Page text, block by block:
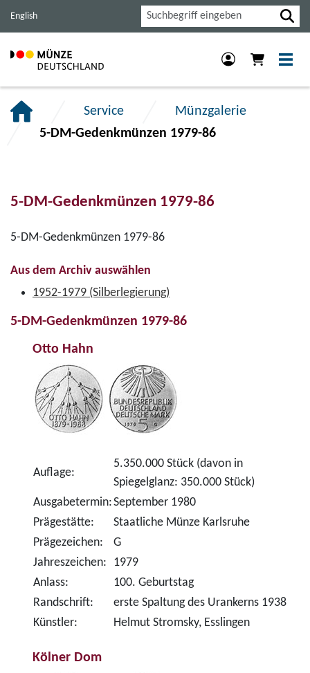
Haupt-
anspringen.
Inhalt
anspringen.
Footer
anspringen.
English Suche
Service
Münzgalerie
5-DM-Gedenkmünzen 1979-86
5-DM-Gedenkmünzen 1979-86
5-DM-Gedenkmünzen 1979-86
Aus dem Archiv auswählen
1952-1979 (Silberlegierung)
5-DM-Gedenkmünzen 1979-86
Otto Hahn
Auflage:
5.350.000 Stück (davon in
Spiegelglanz: 350.000 Stück)
Ausgabetermin:September 1980
Prägestätte:
Staatliche Münze Karlsruhe
Prägezeichen:
G
Jahreszeichen:
1979
Anlass:
100. Geburtstag
Randschrift:
erste Spaltung des Urankerns 1938
Künstler:
Helmut Stromsky, Esslingen
Kölner Dom